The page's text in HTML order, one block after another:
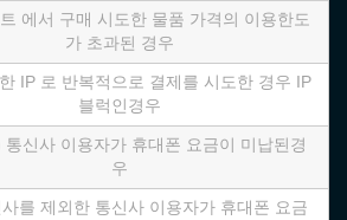
에서 구매 시도한 물품 가격의 이용한도
가 초과된 경우
IP 로 반복적으로 결제를 시도한 경우 IP
블럭인경우
통신사 이용자가 휴대폰 요금이 미납된경
우
를 제외한 통신사 이용자가 휴대폰 요금